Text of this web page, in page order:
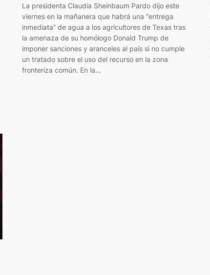
La presidenta Claudia Sheinbaum Pardo dijo este
viernes en la mañanera que habrá una “entrega
inmediata” de agua a los agricultores de Texas tras
la amenaza de su homólogo Donald Trump de
imponer sanciones y aranceles al país si no cumple
un tratado sobre el uso del recurso en la zona
fronteriza común. En la…